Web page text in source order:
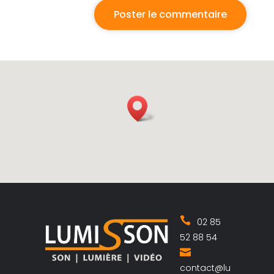
02 85
52 88 54
contact@lu